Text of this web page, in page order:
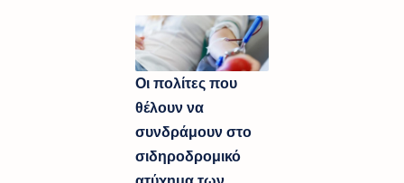
Οι πολίτες που
θέλουν να
συνδράμουν στο
σιδηροδρομικό